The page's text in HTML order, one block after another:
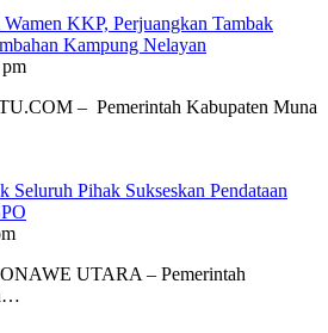
KKP, Perjuangkan Tambak
Kampung Nelayan
– Pemerintah Kabupaten Muna
Pihak Sukseskan Pendataan
UTARA – Pemerintah